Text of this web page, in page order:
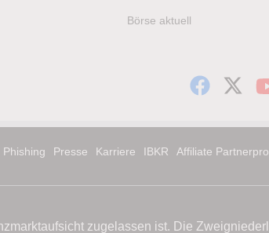
Börse aktuell
Phishing Presse Karriere IBKR
Affiliate